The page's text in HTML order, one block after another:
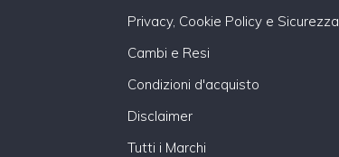
Privacy, Cookie Policy e Sicurezza
Cambi e Resi
Condizioni d'acquisto
Disclaimer
Tutti i Marchi